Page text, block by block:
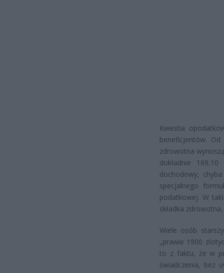
Kwestia
beneficjentów.
zdrowotna
dokładnie
dochodowy,
specjalnego
podatkowej. W
składka
Wiele osób
„prawie 1900
to z faktu, że w
świadczenia, bez